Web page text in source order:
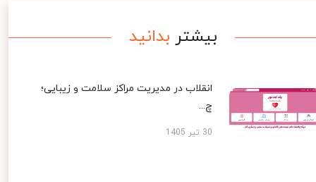
بیشتر بدانید
انقلاب در مدیریت مراکز سلامت و زیبایی؛
چ...
30 تیر 1405